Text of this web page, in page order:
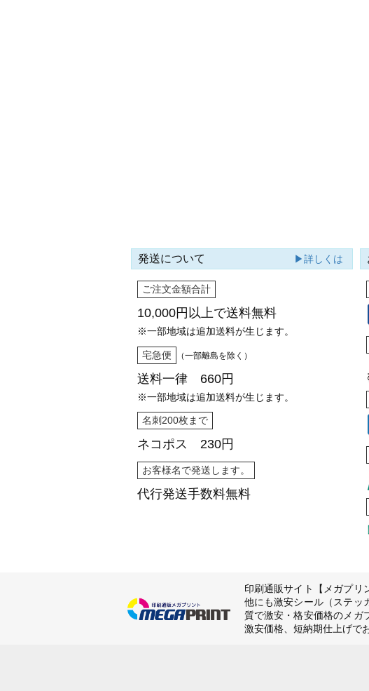
発送について ▶詳しくは
ご注文金額合計
10,000円以上で送料無料
※一部地域は追加送料が生じます。
宅急便 （一部離島を除く）
送料一律 660円
※一部地域は追加送料が生じます。
名刺200枚まで
ネコポス 230円
お客様名で発送します。
代行発送手数料無料
印刷通販サイト【メガプリ
他にも激安シール（ステッ
質で激安・格安価格のメガ
激安価格、短納期仕上げで